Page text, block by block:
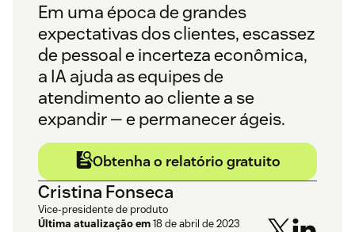
Em uma época de grandes
expectativas dos clientes, escassez
de pessoal e incerteza econômica,
a IA ajuda as equipes de
atendimento ao cliente a se
expandir — e permanecer ágeis.
Obtenha o relatório gratuito
Cristina Fonseca
Vice-presidente de produto
Última atualização em18 de abril de 2023